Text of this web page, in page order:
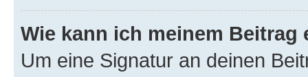
Wie kann ich meinem
Um eine Signatur an deinen